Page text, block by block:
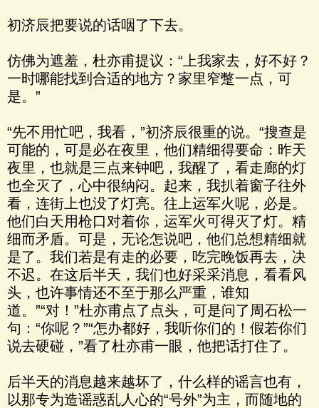
初济辰把要说的话咽了下去。
仿佛为遮羞，杜亦甫提议：“上我家去，好不好？
一时哪能找到合适的地方？家里窄蹩一点，可
是。”
“先不用忙吧，我看，”初济辰很重的说。“搜查是
可能的，可是必在夜里，他们精细得要命：昨天
夜里，也就是三点来钟吧，我醒了，看走廊的灯
也全灭了，心中很纳闷。起来，我扒着窗子往外
看，连街上也没了灯亮。往上运军火呢，必是。
他们白天用枪口对着你，运军火可得灭了灯。精
细而矛盾。可是，无论怎说吧，他们总想精细就
是了。我们若是有走的必要，吃完晚饭再去，决
不迟。在这后半天，我们也好采采消息，看看风
头，也许事情还不至于那么严重，谁知
道。”“对！”杜亦甫点了点头，可是问了周石松一
句：“你呢？”“怎办都好，我听你们的！假若你们
说去硬碰，”看了杜亦甫一眼，他把话打住了。
后半天的消息越来越坏了，什么样的谣言也有，
以那专为造谣惑乱人心的“号外”为主，而随地的